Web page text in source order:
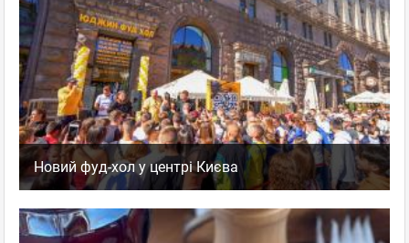
Новий фуд-хол у центрі Києва